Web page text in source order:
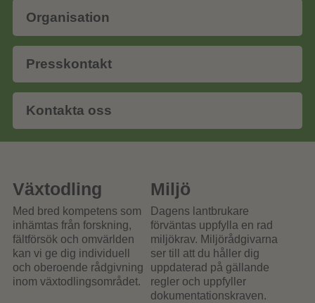
Organisation
Presskontakt
Kontakta oss
Växtodling
Med bred kompetens som
inhämtas från forskning,
fältförsök och omvärlden
kan vi ge dig individuell
och oberoende rådgivning
inom växtodlingsområdet.
Miljö
Dagens lantbrukare
förväntas uppfylla en rad
miljökrav. Miljörådgivarna
ser till att du håller dig
uppdaterad på gällande
regler och uppfyller
dokumentationskraven.